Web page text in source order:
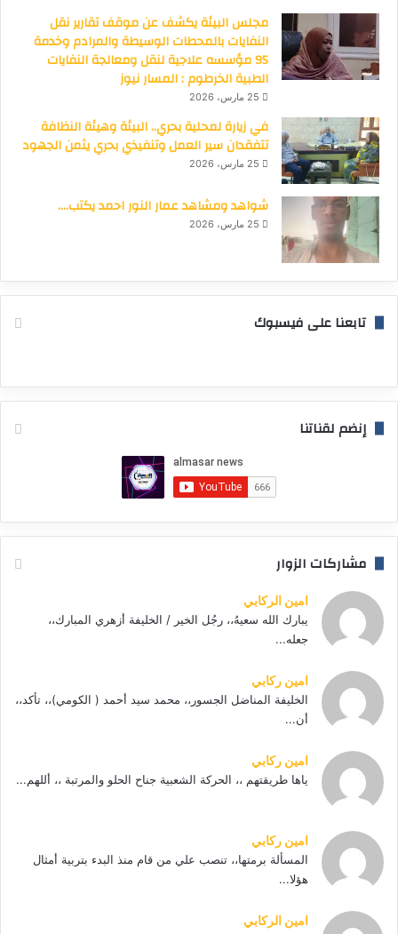
مجلس البيئة يكشف عن موقف تقارير نقل
النفايات بالمحطات الوسيطة والمرادم وخدمة
95 مؤسسه علاجية لنقل ومعالجة النفايات
الطبية الخرطوم : المسار نيوز
25 مارس، 2026
في زيارة لمحلية بحري.. البيئة وهيئة النظافة
تتفقدان سير العمل وتنفيذي بحري يثمن الجهود
25 مارس، 2026
شواهد ومشاهد عمار النور احمد يكتب….
25 مارس، 2026
تابعنا على فيسبوك
إنضم لقناتنا
مشاركات الزوار
امين الركابي
يبارك الله سعيهُ،، رجُل الخير / الخليفة أزهري المبارك،،
جعله...
امين ركابي
الخليفة المناضل الجسور،، محمد سيد أحمد ( الكومي)،، تأكد،،
أن...
امين ركابي
ياها طريقتهم ،، الحركة الشعبية جناح الحلو والمرتبة ،، أللهم...
امين ركابي
المسألة برمتها،، تنصب علي من قام منذ البدء بتربية أمثال
هؤلا...
امين الركابي